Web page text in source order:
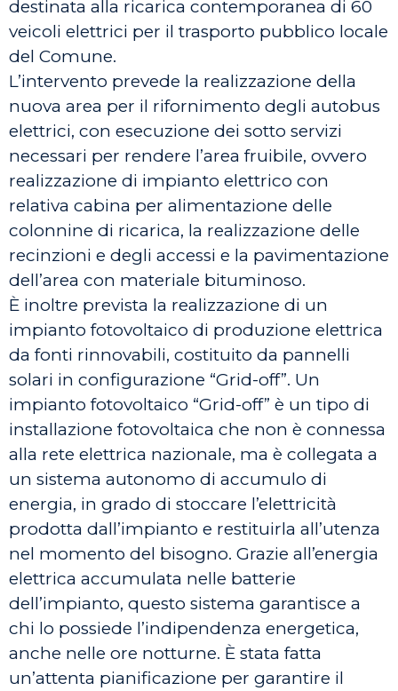
destinata alla ricarica contemporanea di 60
veicoli elettrici per il trasporto pubblico locale
del Comune.
L’intervento prevede la realizzazione della
nuova area per il rifornimento degli autobus
elettrici, con esecuzione dei sotto servizi
necessari per rendere l’area fruibile, ovvero
realizzazione di impianto elettrico con
relativa cabina per alimentazione delle
colonnine di ricarica, la realizzazione delle
recinzioni e degli accessi e la pavimentazione
dell’area con materiale bituminoso.
È inoltre prevista la realizzazione di un
impianto fotovoltaico di produzione elettrica
da fonti rinnovabili, costituito da pannelli
solari in configurazione “Grid-off”. Un
impianto fotovoltaico “Grid-off” è un tipo di
installazione fotovoltaica che non è connessa
alla rete elettrica nazionale, ma è collegata a
un sistema autonomo di accumulo di
energia, in grado di stoccare l’elettricità
prodotta dall’impianto e restituirla all’utenza
nel momento del bisogno. Grazie all’energia
elettrica accumulata nelle batterie
dell’impianto, questo sistema garantisce a
chi lo possiede l’indipendenza energetica,
anche nelle ore notturne. È stata fatta
un’attenta pianificazione per garantire il